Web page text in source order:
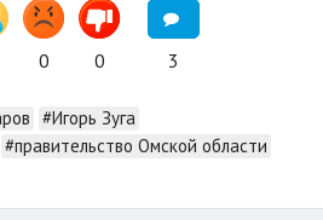
0 0 3
#Игорь Зуга
#правительство Омской области